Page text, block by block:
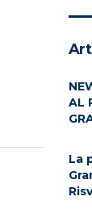
AL
La